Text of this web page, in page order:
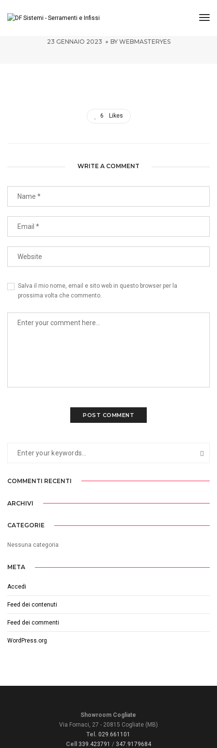
Swing_nero onyx_FINAL
23 GENNAIO 2023 BY WEBMASTERYES
6 Likes
WRITE A COMMENT
Salva il mio nome, email e sito web in questo browser per la
prossima volta che commento.
COMMENTI RECENTI
ARCHIVI
CATEGORIE
Nessuna categoria
META
Accedi
Feed dei contenuti
Feed dei commenti
WordPress.org
Showroom Cogliate
Via Fornaci, 27 - 20815 Cogliate (MB)
Tel. 029.661101
Cell
339.423791 / 347.9179684